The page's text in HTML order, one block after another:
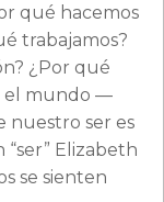
qué hacemos
trabajamos?
¿Por qué
el mundo —
nuestro ser es
“ser” Elizabeth
se sienten